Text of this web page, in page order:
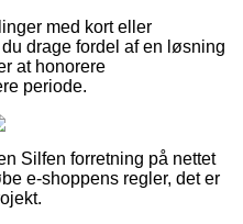
med kort eller
drage fordel af en løsning
at honorere
periode.
Silfen forretning på nettet
e-shoppens regler, det er